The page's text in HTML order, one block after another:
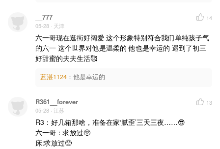
__777
05-28 · 天津
14
六一哥现在逛街好阔爱 这个形象特别符合我们单纯孩子气
的六一 这个世界对他是温柔的 他也是幸运的 遇到了初三
好甜蜜的夫夫生活🥰
蓝湛1124 ： 他是幸运的
R361__forever
05-28 · 江苏
13
R3：好几箱那啥，准备在家‘腻歪’三天三夜……😎
六一哥：求放过🥺
床:求放过🥺